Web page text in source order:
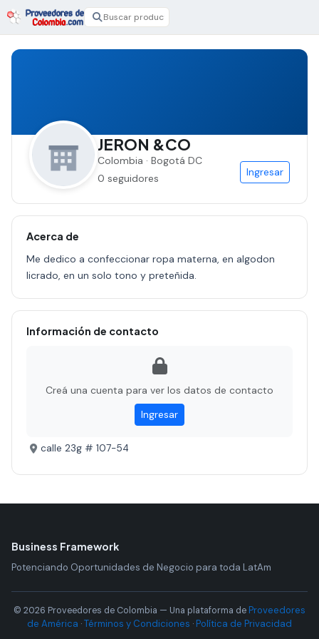
JERON &CO
Colombia · Bogotá DC
0 seguidores
Ingresar
Acerca de
Me dedico a confeccionar ropa materna, en algodon
licrado, en un solo tono y preteñida.
Información de contacto
Creá una cuenta para ver los datos de contacto
Ingresar
calle 23g # 107-54
Business Framework
Potenciando Oportunidades de Negocio para toda LatAm
© 2026 Proveedores de Colombia — Una plataforma deProveedores
de América ·Términos y Condiciones ·Política de Privacidad